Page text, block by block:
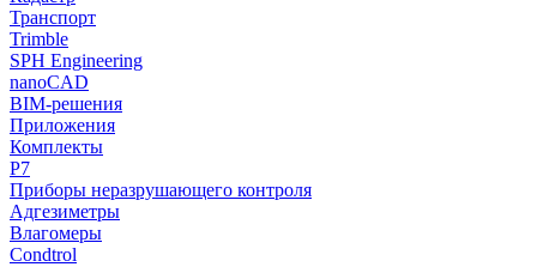
Транспорт
Trimble
SPH Engineering
nanoCAD
BIM-решения
Приложения
Комплекты
Р7
Приборы неразрушающего контроля
Адгезиметры
Влагомеры
Condtrol